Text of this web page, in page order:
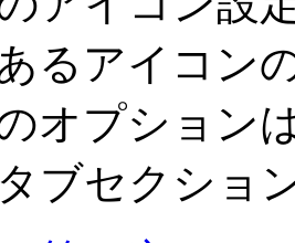
るアイコン
オプション
ブセクショ